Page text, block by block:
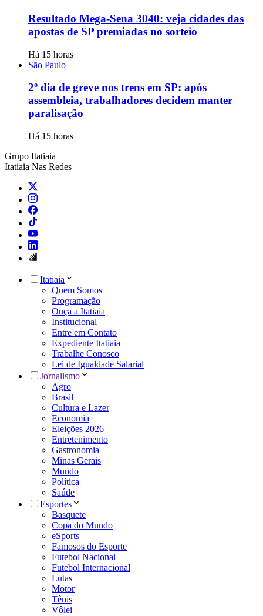
Resultado Mega-Sena 3040: veja cidades das
apostas de SP premiadas no sorteio
Há 15 horas
São Paulo
2º dia de greve nos trens em SP: após
assembleia, trabalhadores decidem manter
paralisação
Há 15 horas
Grupo Itatiaia
Itatiaia Nas Redes
Itatiaia
Quem Somos
Programação
Ouça a Itatiaia
Institucional
Entre em Contato
Expediente Itatiaia
Trabalhe Conosco
Lei de Igualdade Salarial
Jornalismo
Agro
Brasil
Cultura e Lazer
Economia
Eleições 2026
Entretenimento
Gastronomia
Minas Gerais
Mundo
Política
Saúde
Esportes
Basquete
Copa do Mundo
eSports
Famosos do Esporte
Futebol Nacional
Futebol Internacional
Lutas
Motor
Tênis
Vôlei